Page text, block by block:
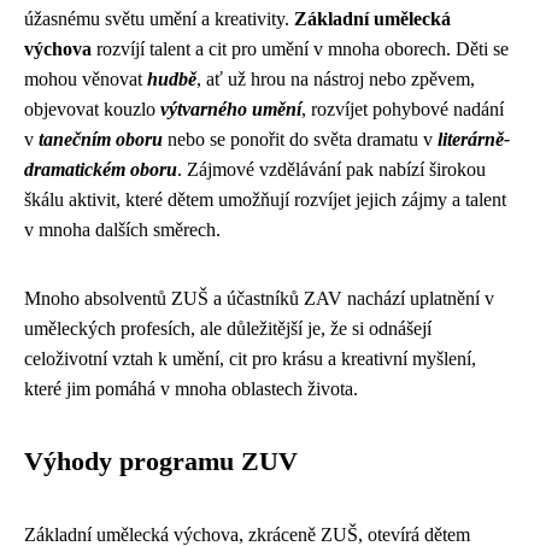
úžasnému světu umění a kreativity. Základní umělecká
výchova rozvíjí talent a cit pro umění v mnoha oborech. Děti se
mohou věnovat hudbě, ať už hrou na nástroj nebo zpěvem,
objevovat kouzlo výtvarného umění, rozvíjet pohybové nadání
v tanečním oboru nebo se ponořit do světa dramatu v literárně-
dramatickém oboru. Zájmové vzdělávání pak nabízí širokou
škálu aktivit, které dětem umožňují rozvíjet jejich zájmy a talent
v mnoha dalších směrech.
Mnoho absolventů ZUŠ a účastníků ZAV nachází uplatnění v
uměleckých profesích, ale důležitější je, že si odnášejí
celoživotní vztah k umění, cit pro krásu a kreativní myšlení,
které jim pomáhá v mnoha oblastech života.
Výhody programu ZUV
Základní umělecká výchova, zkráceně ZUŠ, otevírá dětem